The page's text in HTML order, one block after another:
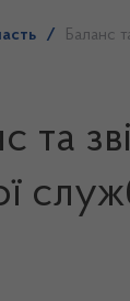
/
Баланс
та